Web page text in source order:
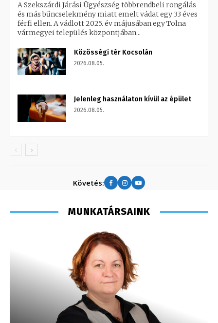
A Szekszárdi Járási Ügyészség többrendbeli rongálás
és más bűncselekmény miatt emelt vádat egy 33 éves
férfi ellen. A vádlott 2025. év májusában egy Tolna
vármegyei település központjában...
Közösségi tér Kocsolán
2026.08.05.
Jelenleg használaton kívül az épület
2026.08.05.
Követés:
MUNKATÁRSAINK